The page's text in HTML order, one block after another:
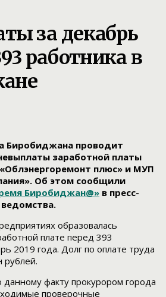
за декабрь
работника в
Биробиджана проводит
заработной платы
плюс» и МУП
Об этом сообщили
Биробиджан@» в пресс-
образовалась
плате перед 393
2019 года. Долг по оплате труда
рублей.
факту прокурором города
проверочные